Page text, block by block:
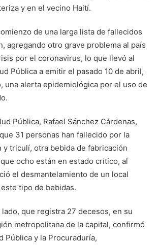
y en el vecino Haití.
de una larga lista de fallecidos
agregando otro grave problema al país
por el coronavirus, lo que llevó al
Pública a emitir el pasado 10 de abril,
una alerta epidemiológica por el uso de
Pública, Rafael Sánchez Cárdenas,
31 personas han fallecido por la
y triculí, otra bebida de fabricación
ocho están en estado crítico, al
el desmantelamiento de un local
tipo de bebidas.
lado, que registra 27 decesos, en su
metropolitana de la capital, confirmó
Pública y la Procuraduría,